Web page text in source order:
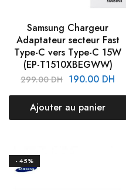
Samsung Chargeur
Adaptateur secteur Fast
Type-C vers Type-C 15W
(EP-T1510XBEGWW)
299.00DH 190.00 DH
Ajouter au panier
- 45%